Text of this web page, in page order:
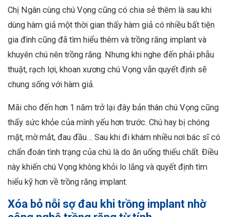
Chị Ngân cùng chú Vọng cũng có chia sẻ thêm là sau khi
dùng hàm giả một thời gian thấy hàm giả có nhiều bất tiện
gia đình cũng đã tìm hiểu thêm và trồng răng implant và
khuyên chú nên trồng răng. Nhưng khi nghe đến phải phẫu
thuật, rạch lợi, khoan xương chú Vọng vẫn quyết định sẽ
chung sống với hàm giả.
Mãi cho đến hơn 1 năm trở lại đây bản thân chú Vọng cũng
thấy sức khỏe của mình yếu hơn trước. Chú hay bị chóng
mặt, mờ mắt, đau đầu… Sau khi đi khám nhiều nơi bác sĩ có
chẩn đoán tình trạng của chú là do ăn uống thiếu chất. Điều
này khiến chú Vọng không khỏi lo lắng và quyết định tìm
hiểu kỹ hơn về trồng răng implant.
Xóa bỏ nỗi sợ đau khi trồng implant nhờ